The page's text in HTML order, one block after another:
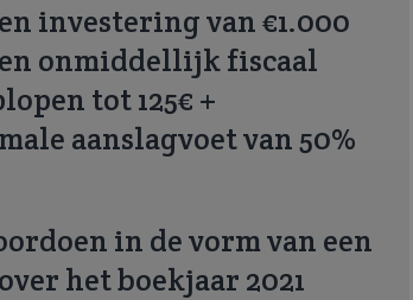
investering van €1.000
onmiddellijk fiscaal
tot 125€ +
aanslagvoet van 50%
in de vorm van een
het boekjaar 2021